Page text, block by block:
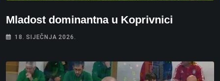
Mladost dominantna u Koprivnici
18. SIJEČNJA 2026.